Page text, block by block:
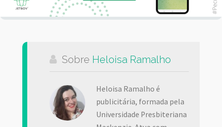
Sobre Heloisa Ramalho
Heloisa Ramalho é
publicitária, formada pela
Universidade Presbiteriana